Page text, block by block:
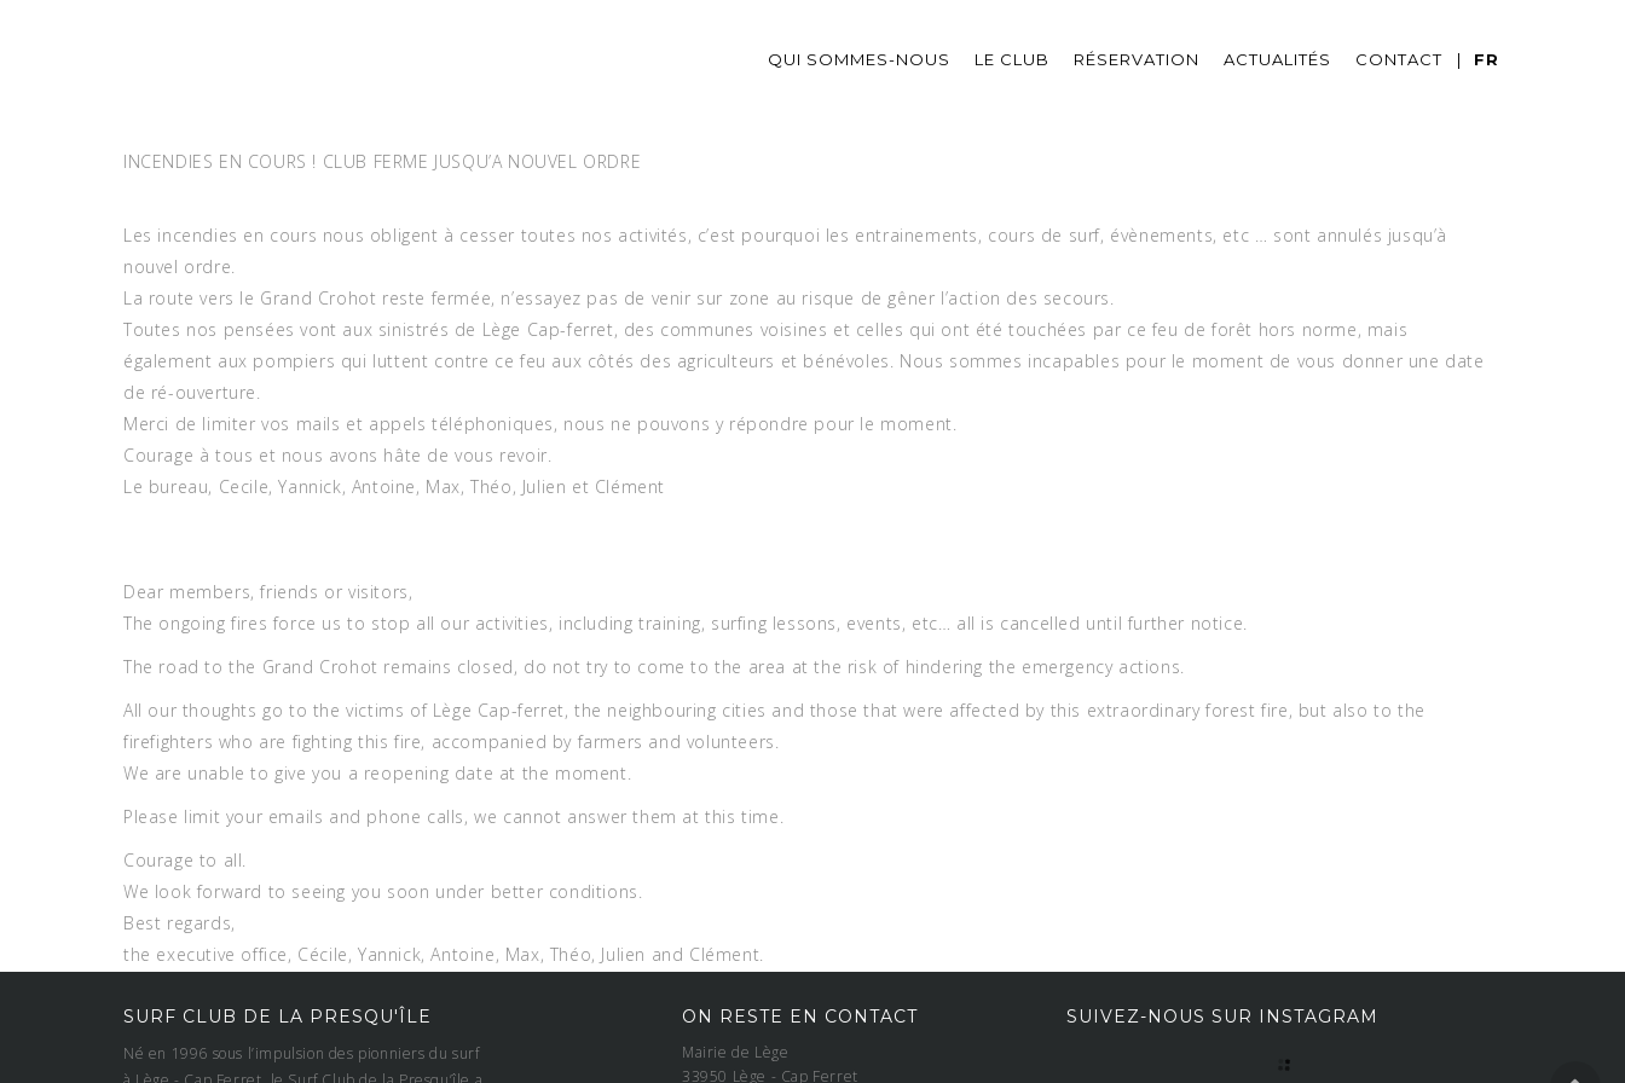
QUI SOMMES-NOUS LE CLUB RÉSERVATION ACTUALITÉS CONTACT FR
INCENDIES EN COURS ! CLUB FERME JUSQU’A NOUVEL ORDRE
Les incendies en cours nous obligent à cesser toutes nos activités, c’est pourquoi les entrainements, cours de surf, évènements, etc … sont annulés jusqu’à
nouvel ordre.
La route vers le Grand Crohot reste fermée, n’essayez pas de venir sur zone au risque de gêner l’action des secours.
Toutes nos pensées vont aux sinistrés de Lège Cap-ferret, des communes voisines et celles qui ont été touchées par ce feu de forêt hors norme, mais
également aux pompiers qui luttent contre ce feu aux côtés des agriculteurs et bénévoles. Nous sommes incapables pour le moment de vous donner une date
de ré-ouverture.
Merci de limiter vos mails et appels téléphoniques, nous ne pouvons y répondre pour le moment.
Courage à tous et nous avons hâte de vous revoir.
Le bureau, Cecile, Yannick, Antoine, Max, Théo, Julien et Clément
Dear members, friends or visitors,
The ongoing fires force us to stop all our activities, including training, surfing lessons, events, etc… all is cancelled until further notice.
The road to the Grand Crohot remains closed, do not try to come to the area at the risk of hindering the emergency actions.
All our thoughts go to the victims of Lège Cap-ferret, the neighbouring cities and those that were affected by this extraordinary forest fire, but also to the
firefighters who are fighting this fire, accompanied by farmers and volunteers.
We are unable to give you a reopening date at the moment.
Please limit your emails and phone calls, we cannot answer them at this time.
Courage to all.
We look forward to seeing you soon under better conditions.
Best regards,
the executive office, Cécile, Yannick, Antoine, Max, Théo, Julien and Clément.
SURF CLUB DE LA PRESQU'ÎLE
Né en 1996 sous l’impulsion des pionniers du surf
ON RESTE EN CONTACT
Mairie de Lège
33950 Lège - Cap Ferret
SUIVEZ-NOUS SUR INSTAGRAM